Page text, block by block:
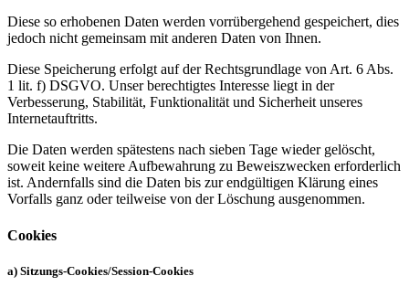
Diese so erhobenen Daten werden vorrübergehend gespeichert, dies
jedoch nicht gemeinsam mit anderen Daten von Ihnen.
Diese Speicherung erfolgt auf der Rechtsgrundlage von Art. 6 Abs.
1 lit. f) DSGVO. Unser berechtigtes Interesse liegt in der
Verbesserung, Stabilität, Funktionalität und Sicherheit unseres
Internetauftritts.
Die Daten werden spätestens nach sieben Tage wieder gelöscht,
soweit keine weitere Aufbewahrung zu Beweiszwecken erforderlich
ist. Andernfalls sind die Daten bis zur endgültigen Klärung eines
Vorfalls ganz oder teilweise von der Löschung ausgenommen.
Cookies
a) Sitzungs-Cookies/Session-Cookies